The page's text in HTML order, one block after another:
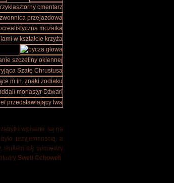
wpisane są na
przyjemnością, a
snułem się pomiędzy
Sweti Cchoweli.